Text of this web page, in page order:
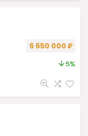
6 650 000 ₽
5%